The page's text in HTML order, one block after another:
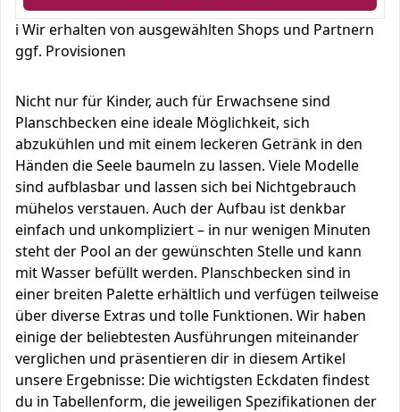
ℹ️ Wir erhalten von ausgewählten Shops und Partnern
ggf. Provisionen
Nicht nur für Kinder, auch für Erwachsene sind
Planschbecken eine ideale Möglichkeit, sich
abzukühlen und mit einem leckeren Getränk in den
Händen die Seele baumeln zu lassen. Viele Modelle
sind aufblasbar und lassen sich bei Nichtgebrauch
mühelos verstauen. Auch der Aufbau ist denkbar
einfach und unkompliziert – in nur wenigen Minuten
steht der Pool an der gewünschten Stelle und kann
mit Wasser befüllt werden. Planschbecken sind in
einer breiten Palette erhältlich und verfügen teilweise
über diverse Extras und tolle Funktionen. Wir haben
einige der beliebtesten Ausführungen miteinander
verglichen und präsentieren dir in diesem Artikel
unsere Ergebnisse: Die wichtigsten Eckdaten findest
du in Tabellenform, die jeweiligen Spezifikationen der